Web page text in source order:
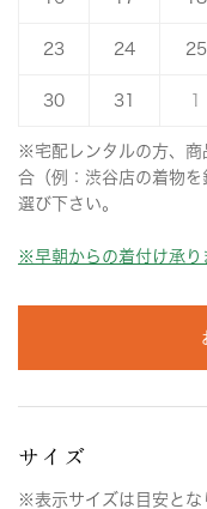
23 24 25
30 31 1
※宅配レンタルの方、商
合（例：渋谷店の着物
選び下さい。
※早朝からの着付け承り
サイズ
※表示サイズは目安とな